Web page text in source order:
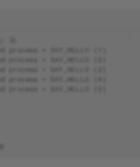
process > SAY_HELLO (1)
process > SAY_HELLO (2)
> SAY_HELLO (3)
process > SAY_HELLO (4)
process > SAY_HELLO (5)